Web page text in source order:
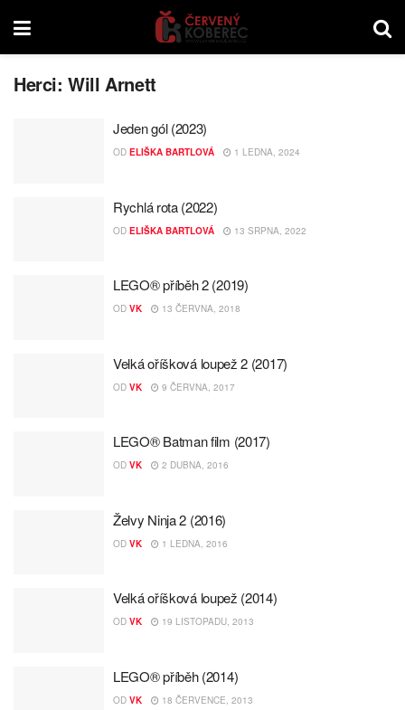
Herci:Will Arnett
Jeden gól (2023)
OD ELIŠKA BARTLOVÁ 1 LEDNA, 2024
Rychlá rota (2022)
OD ELIŠKA BARTLOVÁ 13 SRPNA, 2022
LEGO® příběh 2 (2019)
OD VK 13 ČERVNA, 2018
Velká oříšková loupež 2 (2017)
OD VK 9 ČERVNA, 2017
LEGO® Batman film (2017)
OD VK 2 DUBNA, 2016
Želvy Ninja 2 (2016)
OD VK 1 LEDNA, 2016
Velká oříšková loupež (2014)
OD VK 19 LISTOPADU, 2013
LEGO® příběh (2014)
OD VK 18 ČERVENCE, 2013